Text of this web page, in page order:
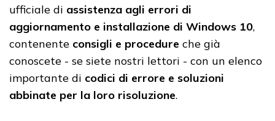
ufficiale di assistenza agli errori di
aggiornamento e installazione di Windows 10,
contenente consigli e procedure che già
conoscete - se siete nostri lettori - con un elenco
importante di codici di errore e soluzioni
abbinate per la loro risoluzione.